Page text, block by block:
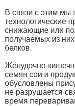
В связи с этим
технологические
снижающие или
получаемых из
белков.
Желудочно-
семян сои и
обусловлены
не разрушается
время